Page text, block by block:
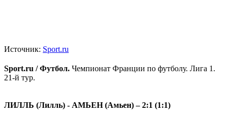
Источник: Sport.ru
Sport.ru / Футбол. Чемпионат Франции по футболу. Лига 1.
21-й тур.
ЛИЛЛЬ (Лилль) - АМЬЕН (Амьен)– 2:1 (1:1)